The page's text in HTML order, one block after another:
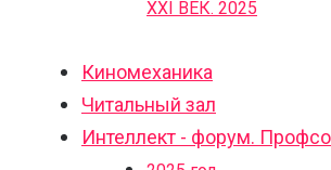
XXI ВЕК. 2025
Киномеханика
Читальный зал
Интеллект - форум.